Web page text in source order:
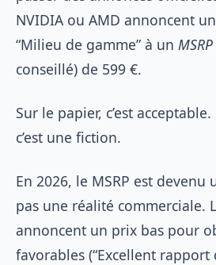
NVIDIA ou AMD annoncent
“Milieu de gamme” à un MSRP
conseillé) de 599 €.
Sur le papier, c’est
c’est une fiction.
En 2026, le MSRP est
pas une réalité commerciale.
annoncent un prix bas pour
favorables (“Excellent rapport